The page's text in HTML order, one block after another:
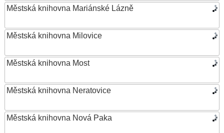
Městská knihovna Mariánské Lázně
Městská knihovna Milovice
Městská knihovna Most
Městská knihovna Neratovice
Městská knihovna Nová Paka